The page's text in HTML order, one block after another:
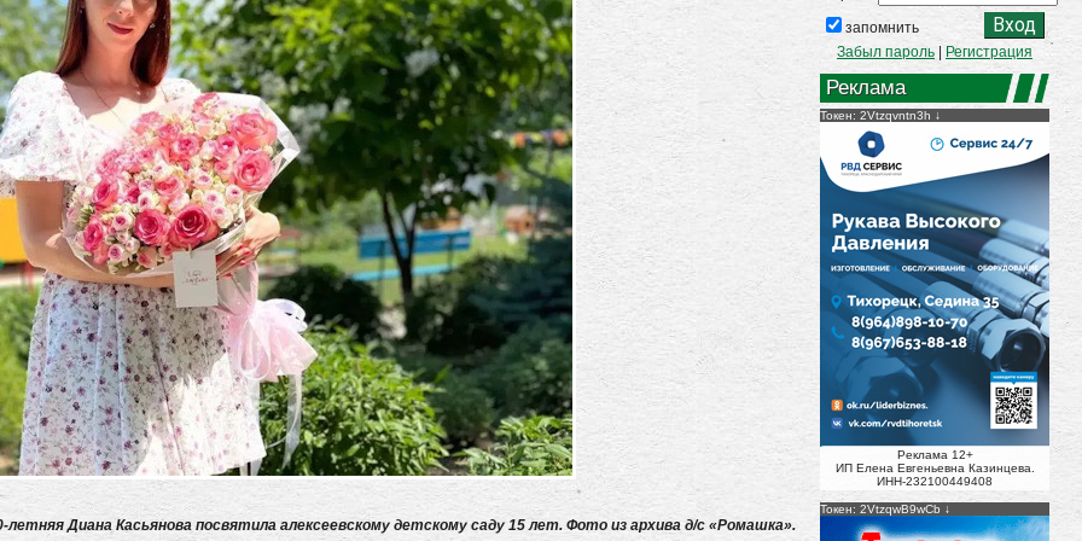
летняя Диана Касьянова посвятила алексеевскому детскому саду 15 лет. Фото из архива д/с «Ромашка».
запомнить
Забыл пароль
Регистрация
Реклама
Токен: 2Vtzqvntn3h
Реклама 12+
ИП Елена Евгеньевна Казинцева.
ИНН-232100449408
Токен: 2VtzqwB9wCb